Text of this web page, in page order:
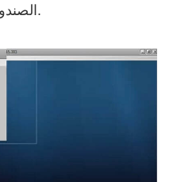
الصندوق واستمر في تشغيل الفيديو.